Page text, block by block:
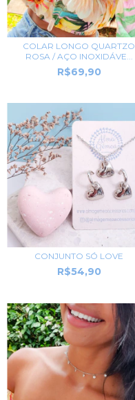
COLAR LONGO QUARTZO
ROSA / AÇO INOXIDÁVE...
R$69,90
CONJUNTO SÓ LOVE
R$54,90